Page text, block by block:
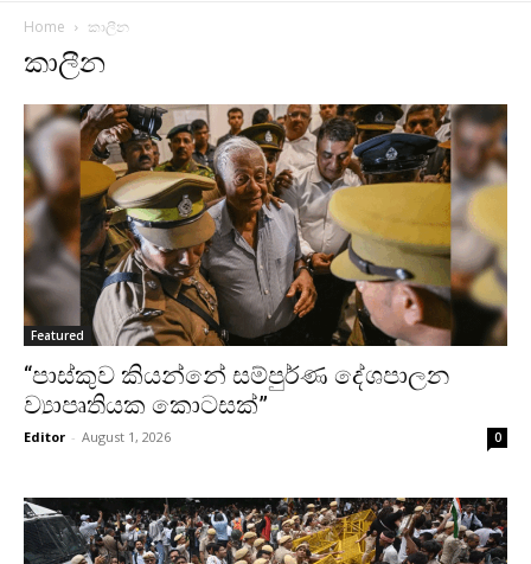
Home කාලීන
කාලීන
Featured
“පාස්කුව කියන්නේ සම්පුර්ණ දේශපාලන
ව්‍යාපෘතියක කොටසක්”
Editor - August 1, 2026 0